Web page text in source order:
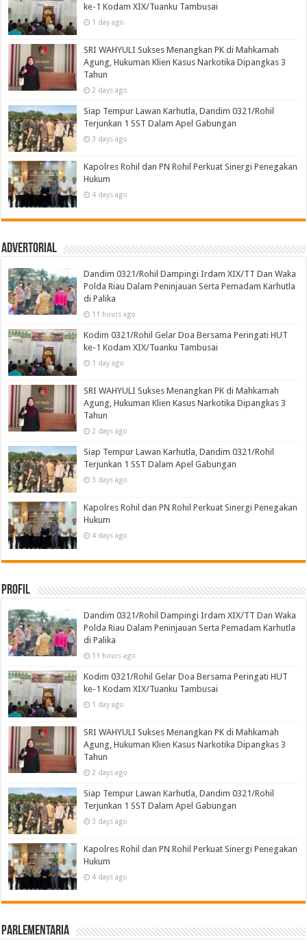
ke-1 Kodam XIX/Tuanku Tambusai
1 day ago
SRI WAHYULI Sukses Menangkan PK di Mahkamah
Agung, Hukuman Klien Kasus Narkotika Dipangkas 3
Tahun
2 days ago
Siap Tempur Lawan Karhutla, Dandim 0321/Rohil
Terjunkan 1 SST Dalam Apel Gabungan
3 days ago
Kapolres Rohil dan PN Rohil Perkuat Sinergi Penegakan
Hukum
4 days ago
Advertorial
Dandim 0321/Rohil Dampingi Irdam XIX/TT Dan Waka
Polda Riau Dalam Peninjauan Serta Pemadam Karhutla
di Palika
11 hours ago
Kodim 0321/Rohil Gelar Doa Bersama Peringati HUT
ke-1 Kodam XIX/Tuanku Tambusai
1 day ago
SRI WAHYULI Sukses Menangkan PK di Mahkamah
Agung, Hukuman Klien Kasus Narkotika Dipangkas 3
Tahun
2 days ago
Siap Tempur Lawan Karhutla, Dandim 0321/Rohil
Terjunkan 1 SST Dalam Apel Gabungan
3 days ago
Kapolres Rohil dan PN Rohil Perkuat Sinergi Penegakan
Hukum
4 days ago
Profil
Dandim 0321/Rohil Dampingi Irdam XIX/TT Dan Waka
Polda Riau Dalam Peninjauan Serta Pemadam Karhutla
di Palika
11 hours ago
Kodim 0321/Rohil Gelar Doa Bersama Peringati HUT
ke-1 Kodam XIX/Tuanku Tambusai
1 day ago
SRI WAHYULI Sukses Menangkan PK di Mahkamah
Agung, Hukuman Klien Kasus Narkotika Dipangkas 3
Tahun
2 days ago
Siap Tempur Lawan Karhutla, Dandim 0321/Rohil
Terjunkan 1 SST Dalam Apel Gabungan
3 days ago
Kapolres Rohil dan PN Rohil Perkuat Sinergi Penegakan
Hukum
4 days ago
Parlementaria